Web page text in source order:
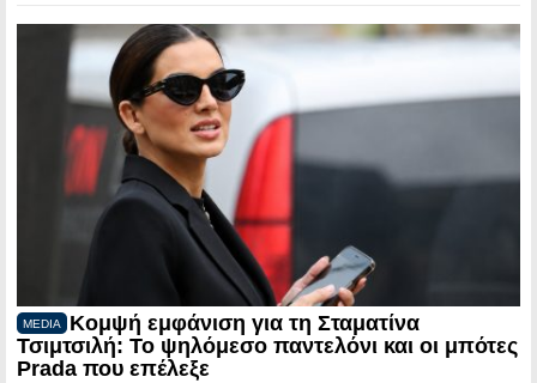
MEDIA
Κομψή εμφάνιση για τη Σταματίνα
Τσιμτσιλή: Το ψηλόμεσο παντελόνι και οι μπότες
Prada που επέλεξε